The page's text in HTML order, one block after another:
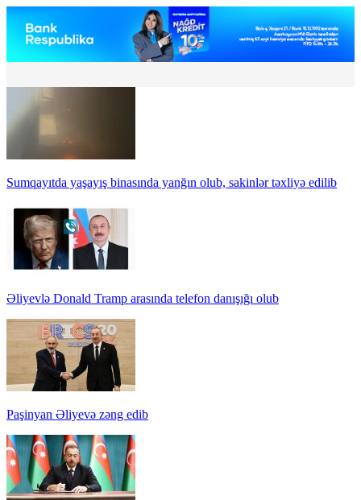
Sumqayıtda yaşayış binasında yanğın olub, sakinlər təxliyə edilib
Əliyevlə Donald Tramp arasında telefon danışığı olub
Paşinyan Əliyevə zəng edib